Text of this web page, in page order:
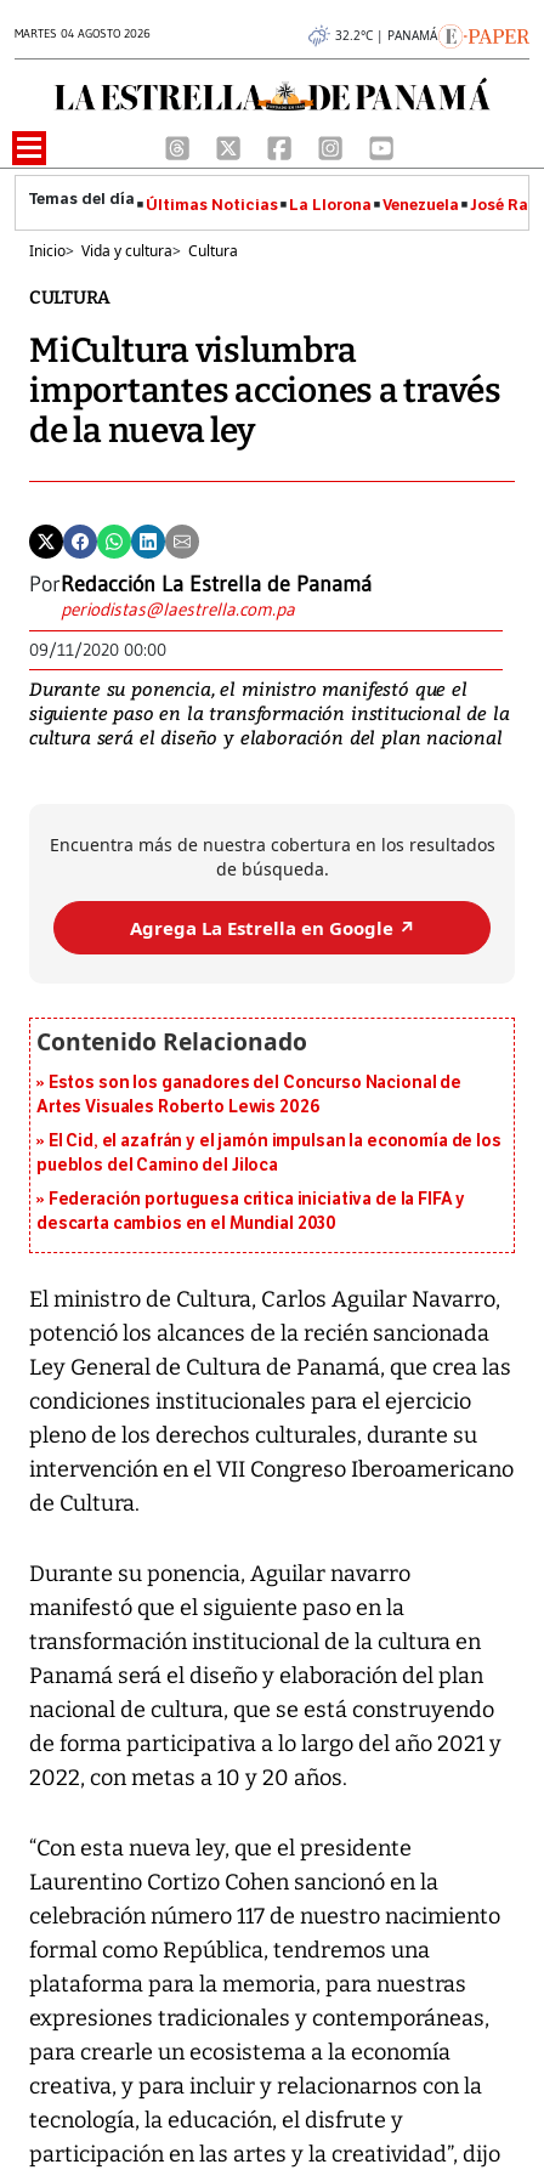
MARTES 04 AGOSTO 2026 32.2°C | PANAMÁ
Últimas Noticias La Llorona Venezuela José
Inicio> Vida y cultura> Cultura
CULTURA
MiCultura vislumbra
importantes acciones a través
de la nueva ley
PorRedacción La Estrella de Panamá
periodistas@laestrella.com.pa
09/11/2020 00:00
Durante su ponencia, el ministro manifestó que el
siguiente paso en la transformación institucional de la
cultura será el diseño y elaboración del plan nacional
Encuentra más de nuestra cobertura en los resultados
de búsqueda.
Agrega La Estrella en Google ↗️
Estos son los ganadores del Concurso Nacional de
Artes Visuales Roberto Lewis 2026
El Cid, el azafrán y el jamón impulsan la economía de los
pueblos del Camino del Jiloca
Federación portuguesa critica iniciativa de la FIFA y
descarta cambios en el Mundial 2030
El ministro de Cultura, Carlos Aguilar Navarro,
potenció los alcances de la recién sancionada
Ley General de Cultura de Panamá, que crea las
condiciones institucionales para el ejercicio
pleno de los derechos culturales, durante su
intervención en el VII Congreso Iberoamericano
de Cultura.
Durante su ponencia, Aguilar navarro
manifestó que el siguiente paso en la
transformación institucional de la cultura en
Panamá será el diseño y elaboración del plan
nacional de cultura, que se está construyendo
de forma participativa a lo largo del año 2021 y
2022, con metas a 10 y 20 años.
“Con esta nueva ley, que el presidente
Laurentino Cortizo Cohen sancionó en la
celebración número 117 de nuestro nacimiento
formal como República, tendremos una
plataforma para la memoria, para nuestras
expresiones tradicionales y contemporáneas,
para crearle un ecosistema a la economía
creativa, y para incluir y relacionarnos con la
tecnología, la educación, el disfrute y
participación en las artes y la creatividad”, dijo